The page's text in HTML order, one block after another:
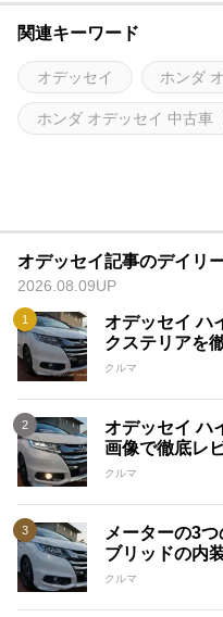
関連キーワード
オデッセイ ホンダ
ホンダ オデッセイ 中古車
オデッセイ記事のデイリ
2026.08.09UP
オデッセイ ハ
クステリアを
クルマ
オデッセイ ハ
画像で徹底レ
クルマ
メーターの3
ブリッドの内
クルマ